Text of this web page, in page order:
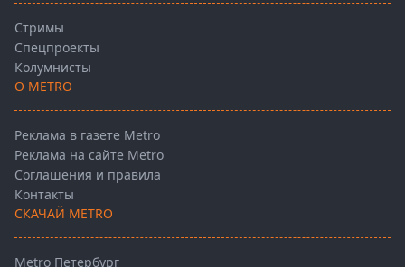
Стримы
Спецпроекты
Колумнисты
О METRO
Реклама в газете Metro
Реклама на сайте Metro
Соглашения и правила
Контакты
СКАЧАЙ METRO
Metro Петербург